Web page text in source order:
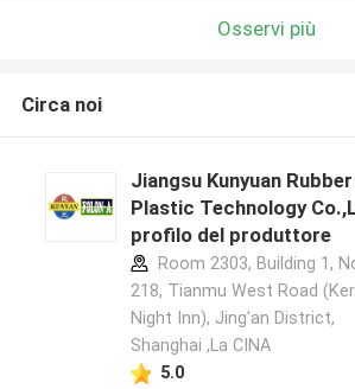
Osservi più
Circa noi
Jiangsu Kunyuan
Plastic Technology
profilo del produttore
Room 2303, Building 1,
218, Tianmu West Road
Night Inn), Jing'an District,
Shanghai ,La CINA
5.0